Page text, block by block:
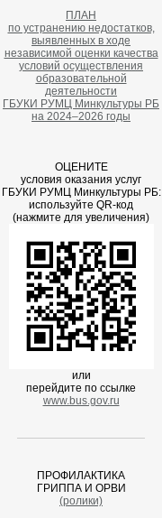
ПЛАН
по устранению недостатков,
выявленных в ходе
независимой оценки качества
условий осуществления
образовательной
деятельности
ГБУКИ РУМЦ Минкультуры РБ
на 2024–2026 годы
ОЦЕНИТЕ
условия оказания услуг
ГБУКИ РУМЦ Минкультуры РБ:
используйте QR-код
(нажмите для увеличения)
или
перейдите по ссылке
www.bus.gov.ru
ПРОФИЛАКТИКА
ГРИППА И ОРВИ
(ролики)